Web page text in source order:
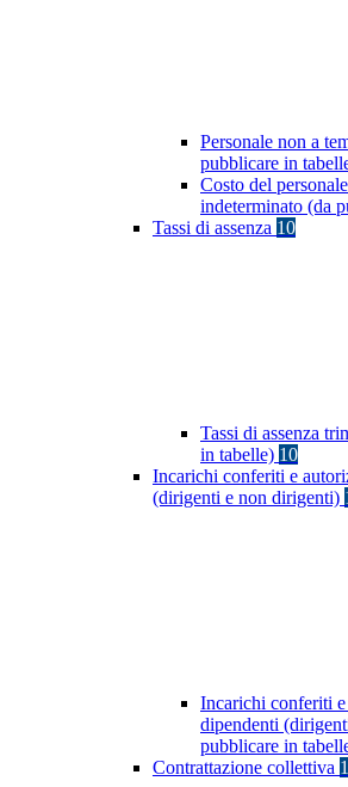
Personale non a
pubblicare in
Costo del
indeterminato (da
Tassi di assenza 10
Tassi di assenza
in tabelle) 10
Incarichi conferiti e
(dirigenti e non dirigenti)
Incarichi conferiti
dipendenti
pubblicare in
Contrattazione collettiva 1